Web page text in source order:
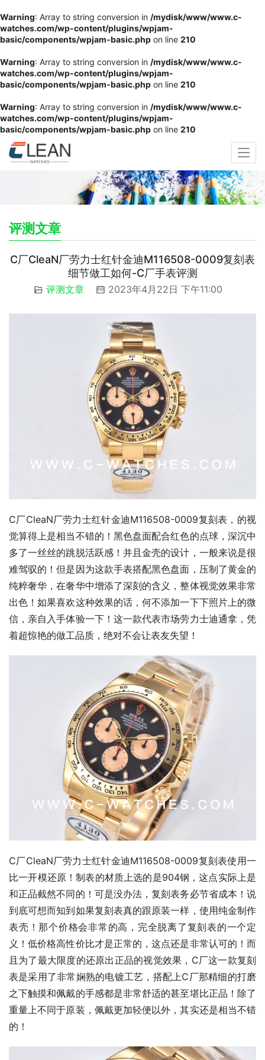
Warning: Array to string conversion in /mydisk/www/www.c-
watches.com/wp-content/plugins/wpjam-
basic/components/wpjam-basic.php on line 210
Warning: Array to string conversion in /mydisk/www/www.c-
watches.com/wp-content/plugins/wpjam-
basic/components/wpjam-basic.php on line 210
Warning: Array to string conversion in /mydisk/www/www.c-
watches.com/wp-content/plugins/wpjam-
basic/components/wpjam-basic.php on line 210
评测文章
C厂CleaN厂劳力士红针金迪M116508-0009复刻表
细节做工如何-C厂手表评测
评测文章 2023年4月22日 下午11:00
C厂CleaN厂劳力士红针金迪M116508-0009复刻表，的视
觉算得上是相当不错的！黑色盘面配合红色的点球，深沉中
多了一丝丝的跳脱活跃感！并且金壳的设计，一般来说是很
难驾驭的！但是因为这款手表搭配黑色盘面，压制了黄金的
纯粹奢华，在奢华中增添了深刻的含义，整体视觉效果非常
出色！如果喜欢这种效果的话，何不添加一下下照片上的微
信，亲自入手体验一下！这一款代表市场劳力士迪通拿，凭
着超惊艳的做工品质，绝对不会让表友失望！
C厂CleaN厂劳力士红针金迪M116508-0009复刻表使用一
比一开模还原！制表的材质上选的是904钢，这点实际上是
和正品截然不同的！可是没办法，复刻表务必节省成本！说
到底可想而知到如果复刻表真的跟原装一样，使用纯金制作
表壳！那个价格会非常的高，完全脱离了复刻表的一个定
义！低价格高性价比才是正常的，这点还是非常认可的！而
且为了最大限度的还原出正品的视觉效果，C厂这一款复刻
表是采用了非常娴熟的电镀工艺，搭配上C厂那精细的打磨
之下触摸和佩戴的手感都是非常舒适的甚至堪比正品！除了
重量上不同于原装，佩戴更加轻便以外，其实还是相当不错
的！